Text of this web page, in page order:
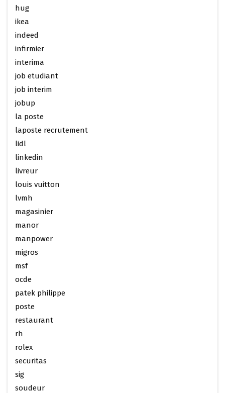
hug
ikea
indeed
infirmier
interima
job etudiant
job interim
jobup
la poste
laposte recrutement
lidl
linkedin
livreur
louis vuitton
lvmh
magasinier
manor
manpower
migros
msf
ocde
patek philippe
poste
restaurant
rh
rolex
securitas
sig
soudeur